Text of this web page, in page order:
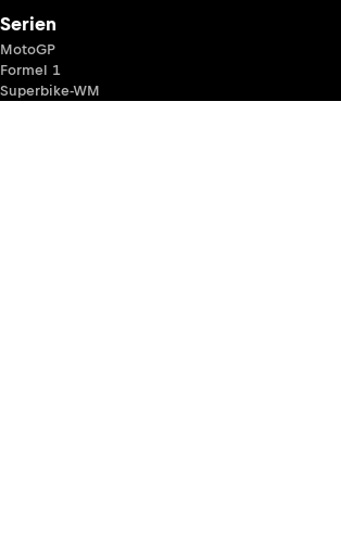
Serien
MotoGP
Formel 1
Superbike-WM